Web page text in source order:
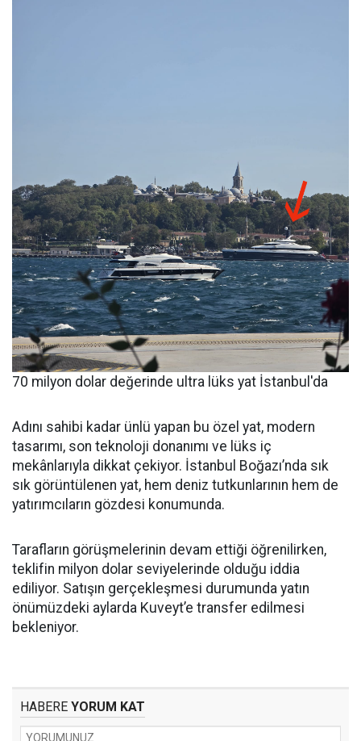
70 milyon dolar değerinde ultra lüks yat İstanbul'da
Adını sahibi kadar ünlü yapan bu özel yat, modern
tasarımı, son teknoloji donanımı ve lüks iç
mekânlarıyla dikkat çekiyor. İstanbul Boğazı’nda sık
sık görüntülenen yat, hem deniz tutkunlarının hem de
yatırımcıların gözdesi konumunda.
Tarafların görüşmelerinin devam ettiği öğrenilirken,
teklifin milyon dolar seviyelerinde olduğu iddia
ediliyor. Satışın gerçekleşmesi durumunda yatın
önümüzdeki aylarda Kuveyt’e transfer edilmesi
bekleniyor.
HABERE YORUM KAT